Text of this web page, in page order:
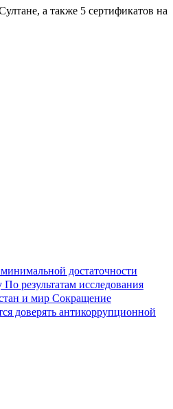
а также 5 сертификатов на
достаточности
По результатам исследования
и мир Сокращение
доверять антикоррупционной